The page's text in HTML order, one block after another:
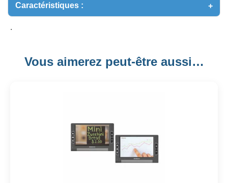
Caractéristiques :
.
Vous aimerez peut-être aussi…